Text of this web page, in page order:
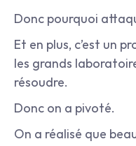
Donc pourquoi
Et en plus, c’est un
les grands
résoudre.
Donc on a pivoté.
On a réalisé que